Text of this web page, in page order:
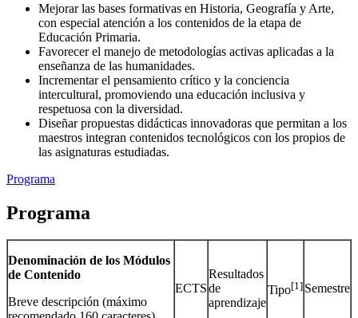
Mejorar las bases formativas en Historia, Geografía y Arte,
con especial atención a los contenidos de la etapa de
Educación Primaria.
Favorecer el manejo de metodologías activas aplicadas a la
enseñanza de las humanidades.
Incrementar el pensamiento crítico y la conciencia
intercultural, promoviendo una educación inclusiva y
respetuosa con la diversidad.
Diseñar propuestas didácticas innovadoras que permitan a los
maestros integran contenidos tecnológicos con los propios de
las asignaturas estudiadas.
Programa
Programa
Denominación de los Módulos
de Contenido
Breve descripción (máximo
ECTS
Resultados
de
aprendizaje
Tipo[1] Semestre